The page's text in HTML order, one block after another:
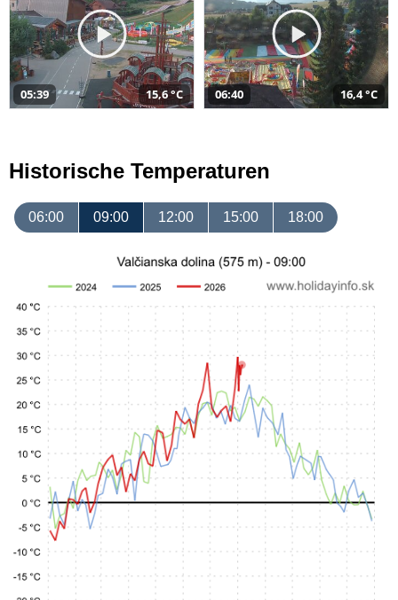
05:39 15,6 °C 06:40 16,4 °C
Historische Temperaturen
06:00 09:00 12:00 15:00 18:00